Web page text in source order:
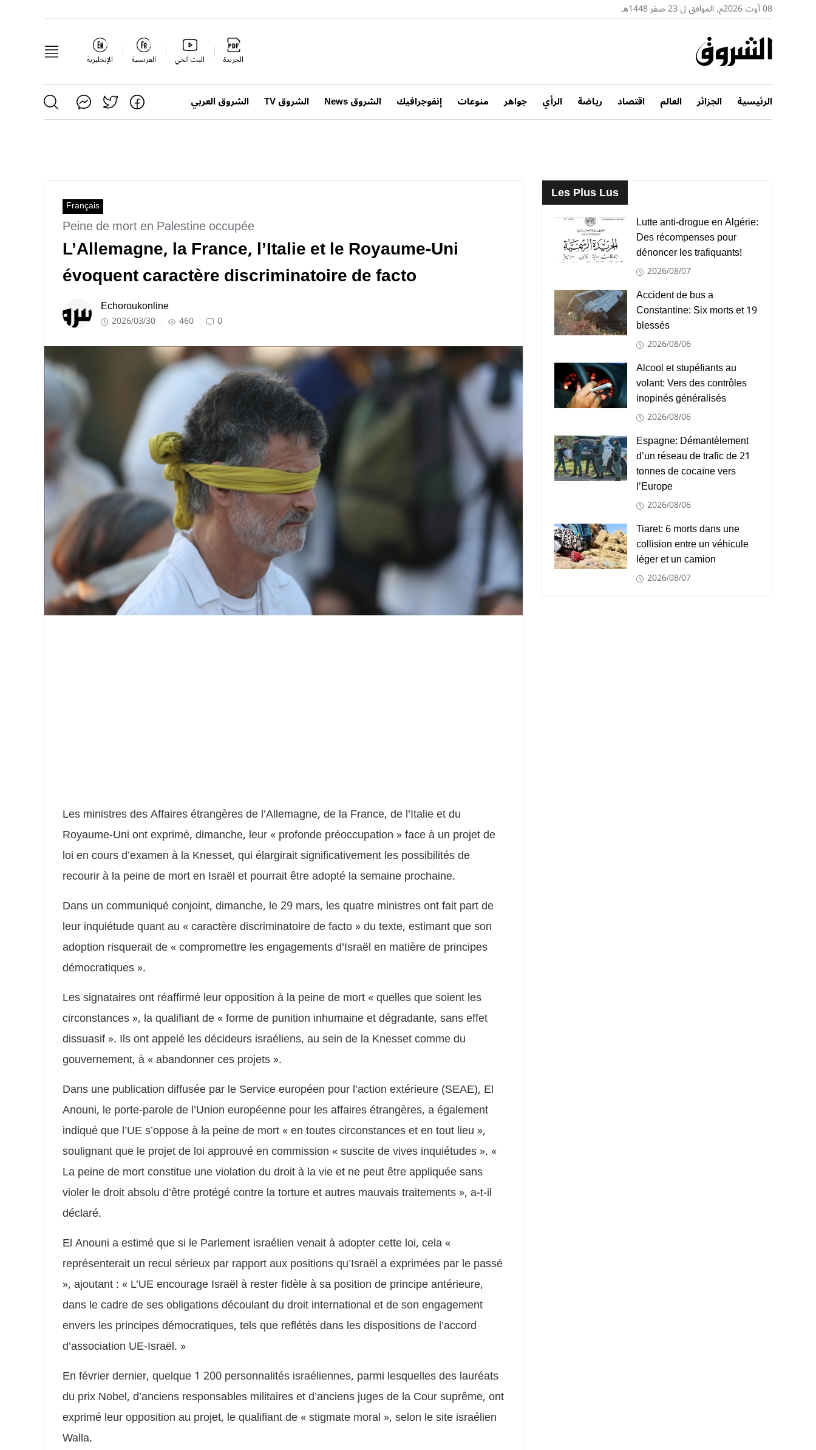
08 أوت 2026م, الموافق ل 23 صفر 1448هـ
الجريدة البث الحي الفرنسية الإنجليزية
الرئيسية الجزائر العالم اقتصاد رياضة الرأي جواهر منوعات إنفوجرافيك الشروق News الشروق TV الشروق العربي
Français
Peine de mort en Palestine occupée
L’Allemagne, la France, l’Italie et le Royaume-Uni
évoquent caractère discriminatoire de facto
Echoroukonline
2026/03/30 460 0
Les ministres des Affaires étrangères de l’Allemagne, de la France, de l’Italie et du
Royaume-Uni ont exprimé, dimanche, leur « profonde préoccupation » face à un projet de
loi en cours d’examen à la Knesset, qui élargirait significativement les possibilités de
recourir à la peine de mort en Israël et pourrait être adopté la semaine prochaine.
Dans un communiqué conjoint, dimanche, le 29 mars, les quatre ministres ont fait part de
leur inquiétude quant au « caractère discriminatoire de facto » du texte, estimant que son
adoption risquerait de « compromettre les engagements d’Israël en matière de principes
démocratiques ».
Les signataires ont réaffirmé leur opposition à la peine de mort « quelles que soient les
circonstances », la qualifiant de « forme de punition inhumaine et dégradante, sans effet
dissuasif ». Ils ont appelé les décideurs israéliens, au sein de la Knesset comme du
gouvernement, à « abandonner ces projets ».
Dans une publication diffusée par le Service européen pour l’action extérieure (SEAE), El
Anouni, le porte-parole de l’Union européenne pour les affaires étrangères, a également
indiqué que l’UE s’oppose à la peine de mort « en toutes circonstances et en tout lieu »,
soulignant que le projet de loi approuvé en commission « suscite de vives inquiétudes ». «
La peine de mort constitue une violation du droit à la vie et ne peut être appliquée sans
violer le droit absolu d’être protégé contre la torture et autres mauvais traitements », a-t-il
déclaré.
El Anouni a estimé que si le Parlement israélien venait à adopter cette loi, cela «
représenterait un recul sérieux par rapport aux positions qu’Israël a exprimées par le passé
», ajoutant : « L’UE encourage Israël à rester fidèle à sa position de principe antérieure,
dans le cadre de ses obligations découlant du droit international et de son engagement
envers les principes démocratiques, tels que reflétés dans les dispositions de l’accord
d’association UE-Israël. »
En février dernier, quelque 1 200 personnalités israéliennes, parmi lesquelles des lauréats
du prix Nobel, d’anciens responsables militaires et d’anciens juges de la Cour suprême, ont
exprimé leur opposition au projet, le qualifiant de « stigmate moral », selon le site israélien
Walla.
Les Plus Lus
Lutte anti-drogue en Algérie:
Des récompenses pour
dénoncer les trafiquants!
2026/08/07
Accident de bus a
Constantine: Six morts et 19
blessés
2026/08/06
Alcool et stupéfiants au
volant: Vers des contrôles
inopinés généralisés
2026/08/06
Espagne: Démantèlement
d’un réseau de trafic de 21
tonnes de cocaïne vers
l’Europe
2026/08/06
Tiaret: 6 morts dans une
collision entre un véhicule
léger et un camion
2026/08/07